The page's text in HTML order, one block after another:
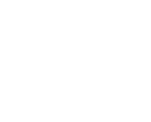
2206AD/2206i/2425）